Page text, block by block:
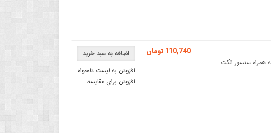
اضافه به سبد خرید
افزودن به لیست دلخواه
افزودن برای مقایسه
110,740 تومان